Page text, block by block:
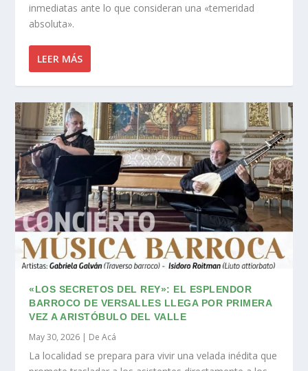
inmediatas ante lo que consideran una «temeridad
absoluta».
LEER MÁS
«LOS SECRETOS DEL REY»: EL ESPLENDOR
BARROCO DE VERSALLES LLEGA POR PRIMERA
VEZ A ARISTÓBULO DEL VALLE
May 30, 2026 | De Acá
La localidad se prepara para vivir una velada inédita que